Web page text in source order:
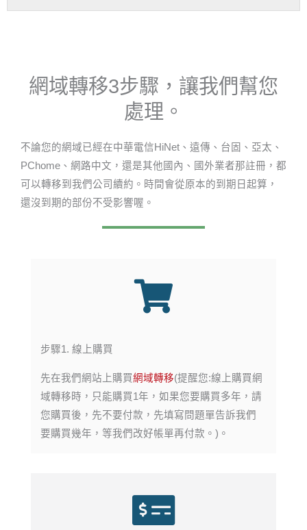
網域轉移3步驟，讓我們幫您
處理。
不論您的網域已經在中華電信HiNet、遠傳、台固、亞太、
PChome、網路中文，還是其他國內、國外業者那註冊，都
可以轉移到我們公司續約。時間會從原本的到期日起算，
還沒到期的部份不受影響喔。
步驟1. 線上購買​
先在我們網站上購買網域轉移(提醒您:線上購買網
域轉移時，只能購買1年，如果您要購買多年，請
您購買後，先不要付款，先填寫問題單告訴我們
要購買幾年，等我們改好帳單再付款。)。